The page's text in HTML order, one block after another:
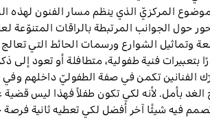
المركزيّ الذي ينظم مسار الفنون لهذه
حول الجوانب المرتبطة بالراقات المتنوّعة
وتماثيل الشوارع ورسمات الحائط التي
بتعبيرات فنية طفولية، متطافلة أو تعود
الفنانين تكمن في صفة الطفوليّ داخلهم وفي
بأمل. لأنه لكي تكون طفلاً فهذا ليس
فيه شيئًا آخر أفضل لكي تعطيه ثانية